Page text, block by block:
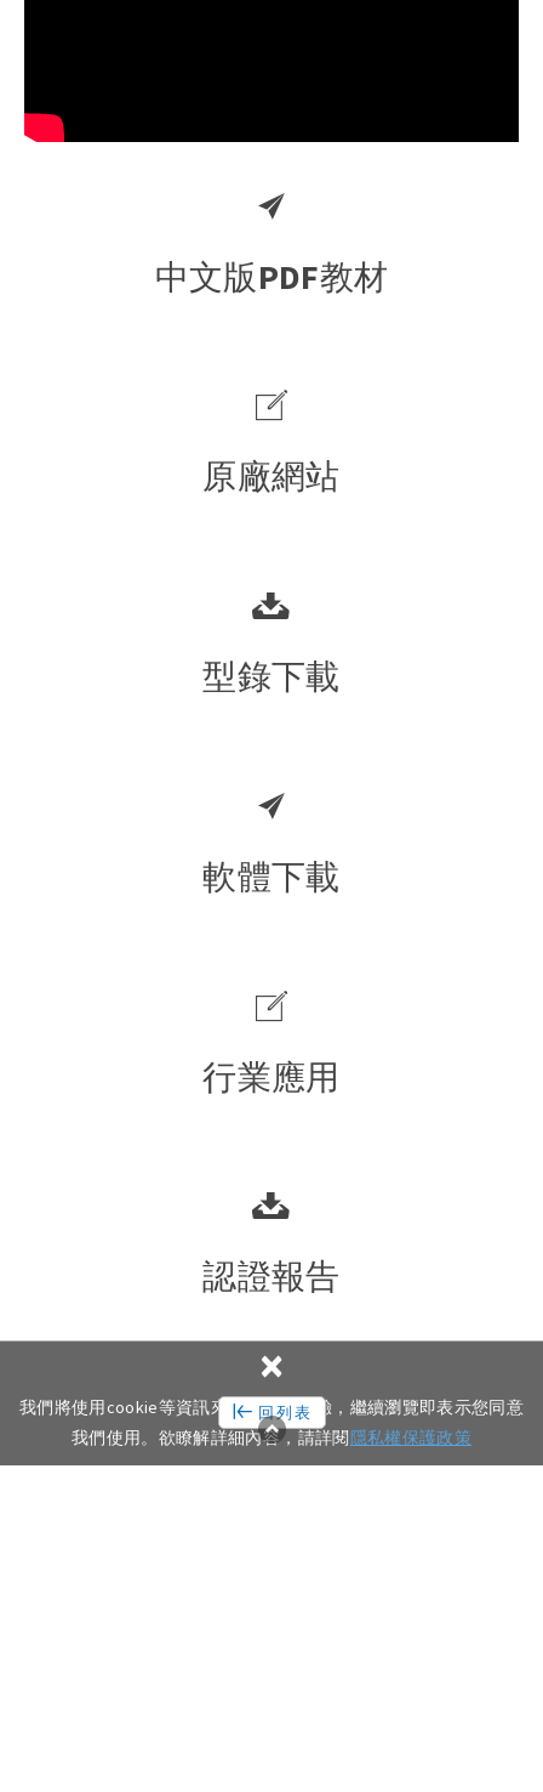
我們將使用cookie等資訊來優化您的體驗，繼續瀏覽即表示您同意
我們使用。欲瞭解詳細內容，請詳閱隱私權保護政策
×
中文版PDF教材
原廠網站
型錄下載
軟體下載
行業應用
認證報告
回列表